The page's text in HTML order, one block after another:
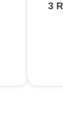
3